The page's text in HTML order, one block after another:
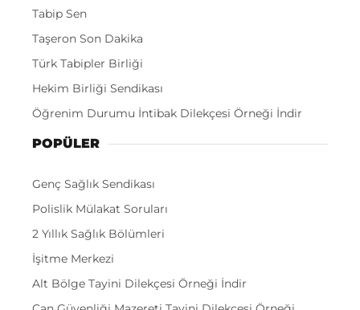
Tabip Sen
Taşeron Son Dakika
Türk Tabipler Birliği
Hekim Birliği Sendikası
Öğrenim Durumu İntibak Dilekçesi Örneği İndir
POPÜLER
Genç Sağlık Sendikası
Polislik Mülakat Soruları
2 Yıllık Sağlık Bölümleri
İşitme Merkezi
Alt Bölge Tayini Dilekçesi Örneği İndir